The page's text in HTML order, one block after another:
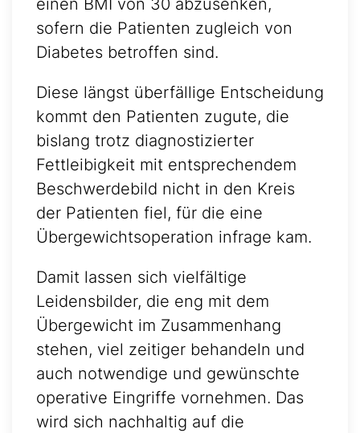
einen BMI von 30 abzusenken,
sofern die Patienten zugleich von
Diabetes betroffen sind.
Diese längst überfällige Entscheidung
kommt den Patienten zugute, die
bislang trotz diagnostizierter
Fettleibigkeit mit entsprechendem
Beschwerdebild nicht in den Kreis
der Patienten fiel, für die eine
Übergewichtsoperation infrage kam.
Damit lassen sich vielfältige
Leidensbilder, die eng mit dem
Übergewicht im Zusammenhang
stehen, viel zeitiger behandeln und
auch notwendige und gewünschte
operative Eingriffe vornehmen. Das
wird sich nachhaltig auf die